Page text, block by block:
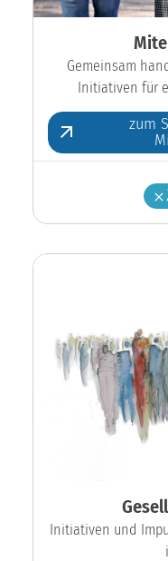
Gemeinsam
Initiativen für
zum
Initiativen und